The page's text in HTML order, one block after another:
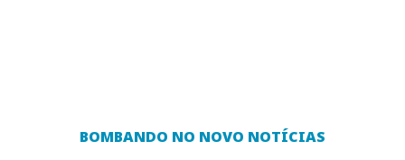
BOMBANDO NO NOVO NOTÍCIAS